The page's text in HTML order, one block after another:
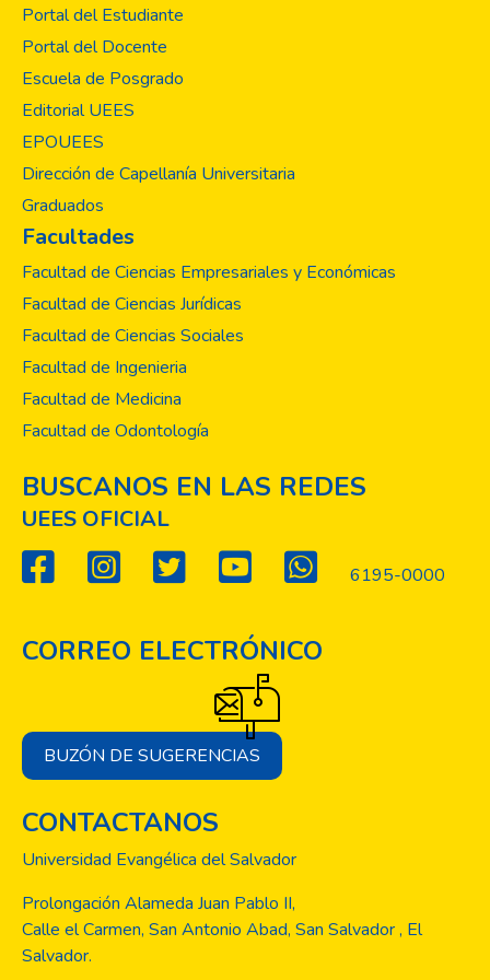
Portal del Estudiante
Portal del Docente
Escuela de Posgrado
Editorial UEES
EPOUEES
Dirección de Capellanía Universitaria
Graduados
Facultades
Facultad de Ciencias Empresariales y Económicas
Facultad de Ciencias Jurídicas
Facultad de Ciencias Sociales
Facultad de Ingenieria
Facultad de Medicina
Facultad de Odontología
BUSCANOS EN LAS REDES
UEES OFICIAL
6195-0000
CORREO ELECTRÓNICO
BUZÓN DE SUGERENCIAS
CONTACTANOS
Universidad Evangélica del Salvador
Prolongación Alameda Juan Pablo II,
Calle el Carmen, San Antonio Abad, San Salvador , El
Salvador.